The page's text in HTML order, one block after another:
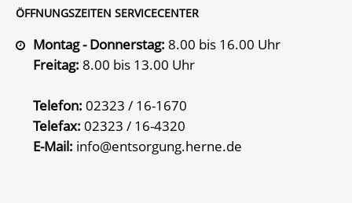
ÖFFNUNGSZEITEN SERVICECENTER
Montag - Donnerstag: 8.00 bis 16.00 Uhr
Freitag: 8.00 bis 13.00 Uhr
Telefon: 02323 / 16-1670
Telefax: 02323 / 16-4320
E-Mail: info@entsorgung.herne.de